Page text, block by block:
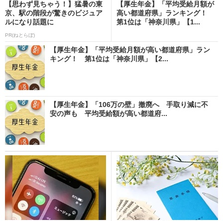
【思わず見ちゃう！】猛暑の東
京、駅の階段が驚きのビジュア
ルになり話題に
PR(ねとらぼ)
【厚生年金】「平均受給月額が
高い都道府県」ランキング！
第1位は「神奈川県」【1...
【厚生年金】「平均受給月額が高い都道府県」ラン
キング！ 第1位は「神奈川県」【2...
【厚生年金】「106万の壁」撤廃へ 手取り減に不
安の声も 平均受給額が高い都道府...